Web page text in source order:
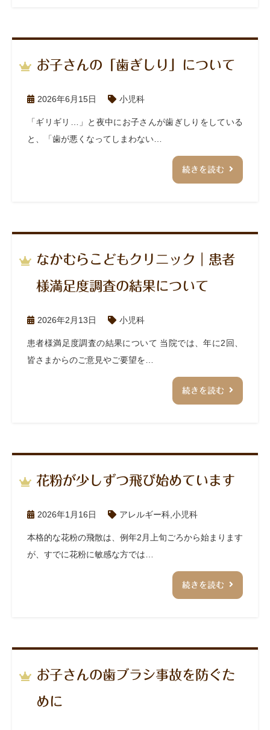
お子さんの「歯ぎしり」について
2026年6月15日 小児科
「ギリギリ…」と夜中にお子さんが歯ぎしりをしている
と、「歯が悪くなってしまわない…
続きを読む
なかむらこどもクリニック｜患者
様満足度調査の結果について
2026年2月13日 小児科
患者様満足度調査の結果について 当院では、年に2回、
皆さまからのご意見やご要望を…
続きを読む
花粉が少しずつ飛び始めています
2026年1月16日 アレルギー科 小児科
本格的な花粉の飛散は、例年2月上旬ごろから始まります
が、すでに花粉に敏感な方では…
続きを読む
お子さんの歯ブラシ事故を防ぐた
めに